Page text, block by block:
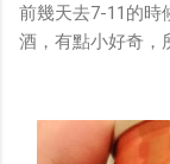
前幾天去7-11的時
酒，有點小好奇，